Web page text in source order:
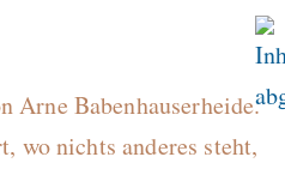
Arne Babenhauserheide.
wo nichts anderes steht,
Draketo neu: Beiträge
Alltag in
Klimaneutralen Welt